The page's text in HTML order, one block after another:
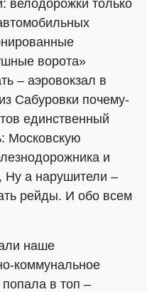
велодорожки только
ворота»
– аэровокзал в
Сабуровки почему-
единственный
Московскую
и
Ну а нарушители –
рейды. И обо всем
наше
коммунальное
в топ –